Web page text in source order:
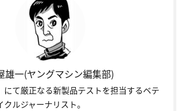
雄一(ヤングマシン編集部)
にて厳正なる新製品テストを担当するベテ
ルジャーナリスト。